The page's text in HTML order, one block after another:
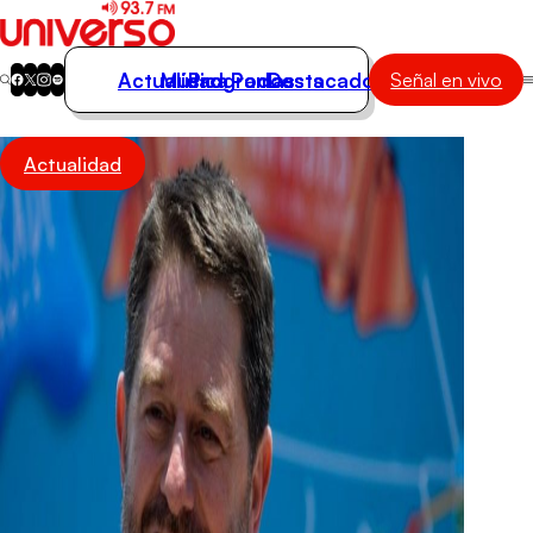
Actualidad
Música
Programas
Podcasts
Destacados
Actualidad
Música
Programas
Podcasts
Destacados Señal en vivo
Actualidad